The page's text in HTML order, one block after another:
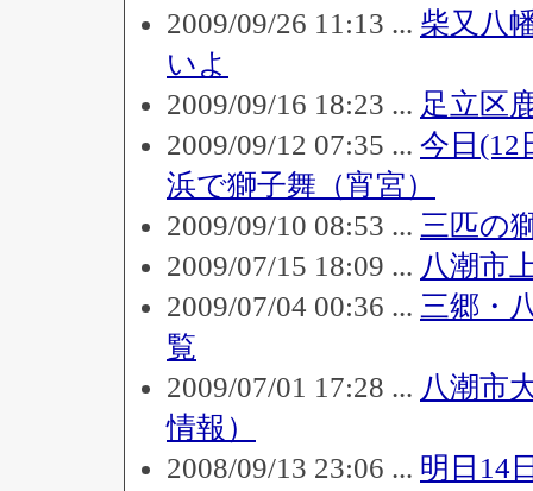
2009/09/26 11:13 ... 柴又八
いよ
2009/09/16 18:23 ... 足立区
2009/09/12 07:35 ... 今日(12
浜で獅子舞（宵宮）
2009/09/10 08:53 ... 三匹の
2009/07/15 18:09 ... 八潮市
2009/07/04 00:36 ... 三郷・
覧
2009/07/01 17:28 ... 八潮市
情報）
2008/09/13 23:06 ... 明日14